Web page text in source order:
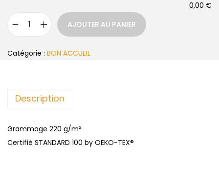
0,00 €
AJOUTER AU PANIER
Catégorie : BON ACCUEIL
Description
Grammage 220 g/m²
Certifié STANDARD 100 by OEKO-TEX®